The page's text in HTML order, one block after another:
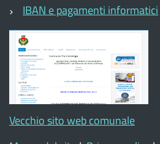
IBAN e pagamenti informatici
Vecchio sito web comunale